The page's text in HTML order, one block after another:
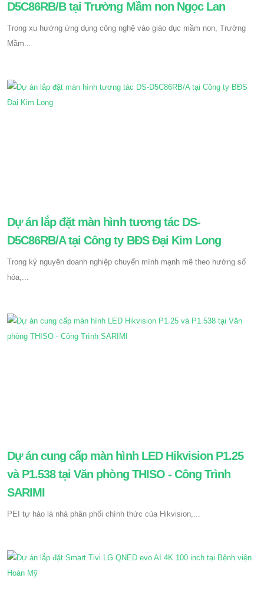
D5C86RB/B tại Trường Mầm non Ngọc Lan
Trong xu hướng ứng dụng công nghệ vào giáo dục mầm non, Trường
Mầm...
Dự án lắp đặt màn hình tương tác DS-
D5C86RB/A tại Công ty BĐS Đại Kim Long
Trong kỷ nguyên doanh nghiệp chuyển mình mạnh mẽ theo hướng số
hóa,...
Dự án cung cấp màn hình LED Hikvision P1.25
và P1.538 tại Văn phòng THISO - Công Trình
SARIMI
PEI tự hào là nhà phân phối chính thức của Hikvision,...